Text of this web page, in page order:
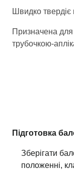
Швидко твердіє
Призначена для
трубочкою-
Підготовка
Зберігати
положенні,